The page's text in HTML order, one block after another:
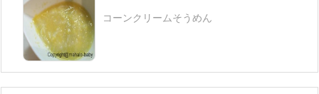
コーンクリームそうめん